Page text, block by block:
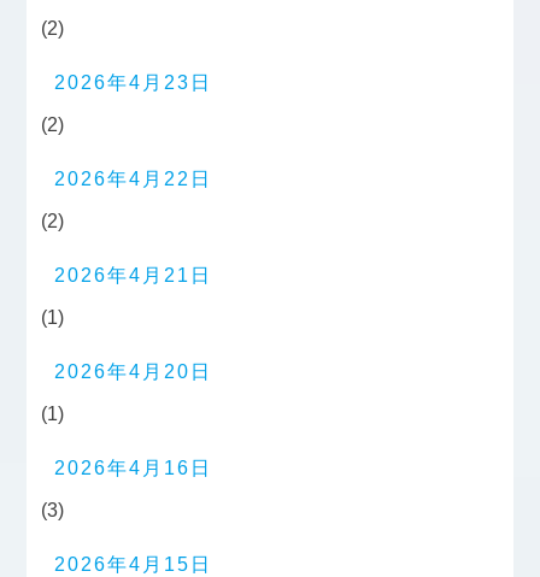
(2)
2026年4月23日
(2)
2026年4月22日
(2)
2026年4月21日
(1)
2026年4月20日
(1)
2026年4月16日
(3)
2026年4月15日